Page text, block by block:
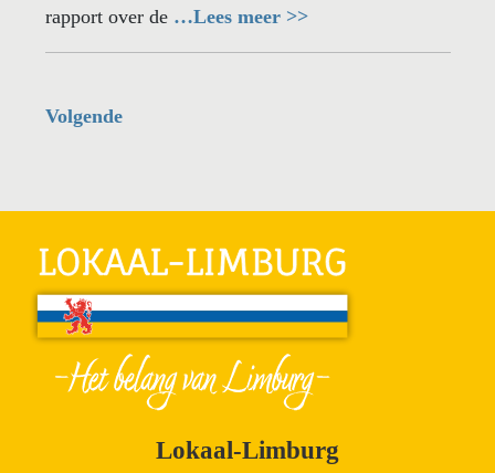
rapport over de…Lees meer >>
Volgende
Lokaal-Limburg